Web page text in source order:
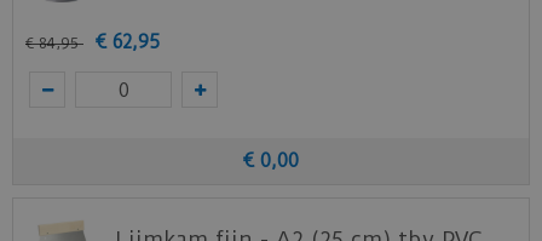
€ 84,95 € 62,95
€ 0,00